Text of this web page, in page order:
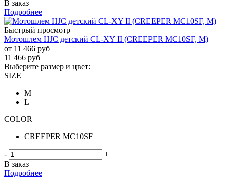
В заказ
Подробнее
Быстрый просмотр
Мотошлем HJC детский CL-XY II (CREEPER MC10SF, M)
от 11 466 руб
11 466 руб
Выберите размер и цвет:
SIZE
M
L
COLOR
CREEPER MC10SF
-
+
В заказ
Подробнее